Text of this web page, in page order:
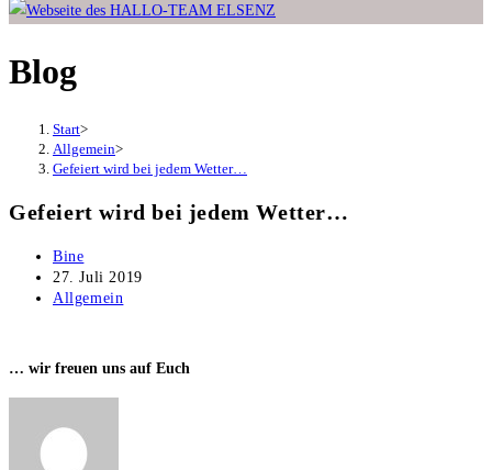
Website
Blog
Start>
Allgemein>
Gefeiert wird bei jedem Wetter…
Gefeiert wird bei jedem Wetter…
Beitrags-
Autor:
Bine
Beitrag
veröffentlicht:
27. Juli 2019
Beitrags-
Allgemein
… wir freuen uns auf Euch